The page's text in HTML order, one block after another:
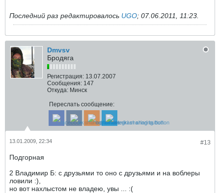
Последний раз редактировалось UGO; 07.06.2011, 11:23
Dmvsv
Бродяга
Регистрация: 13.07.2007
Сообщения: 147
Откуда: Минск
Переслать сообщение:
#13
13.01.2009, 22:34
Подгорная
2 Владимир Б: с друзьями то оно с друзьями и на воблеры
ловили :),
но вот нахлыстом не владею, увы ... :(